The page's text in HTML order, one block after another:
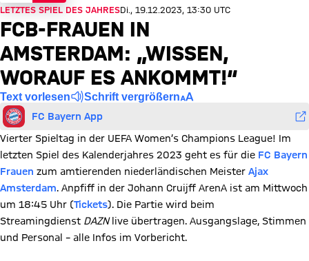
LETZTES SPIEL DES JAHRESDi., 19.12.2023, 13:30 UTC
FCB-FRAUEN IN
AMSTERDAM: „WISSEN,
WORAUF ES ANKOMMT!“
Text vorlesen Schrift vergrößern
FC Bayern App
Vierter Spieltag in der UEFA Women’s Champions League! Im
letzten Spiel des Kalenderjahres 2023 geht es für die FC Bayern
Frauen zum amtierenden niederländischen Meister Ajax
Amsterdam. Anpfiff in der Johann Cruijff ArenA ist am Mittwoch
um 18:45 Uhr (Tickets). Die Partie wird beim
Streamingdienst DAZNlive übertragen. Ausgangslage, Stimmen
und Personal – alle Infos im Vorbericht.